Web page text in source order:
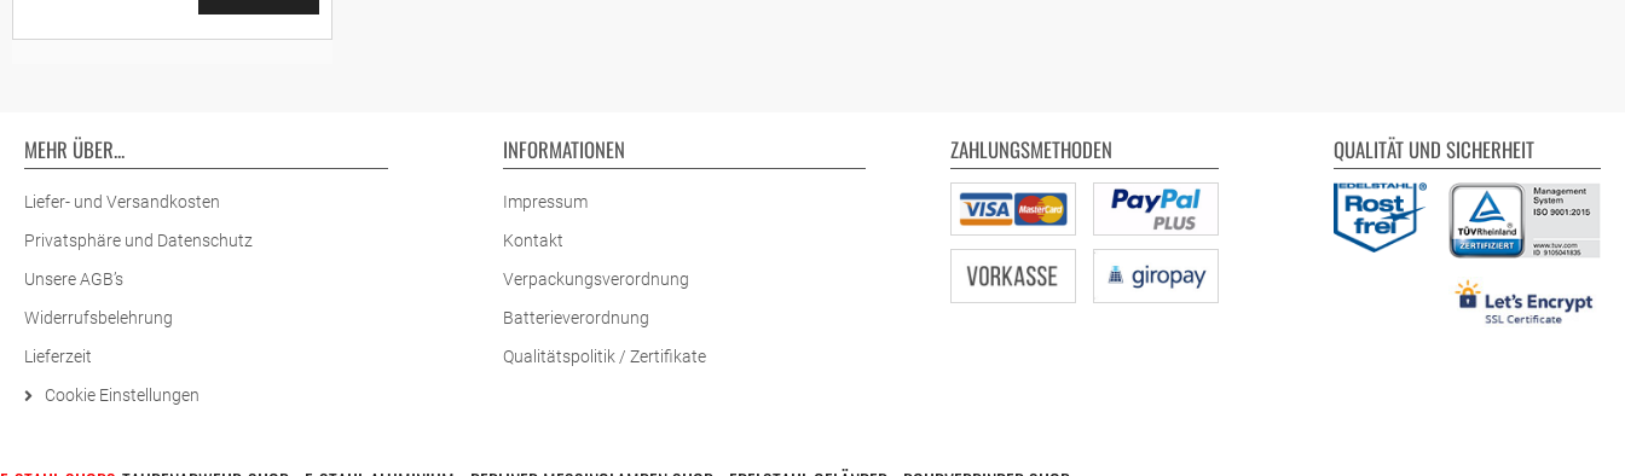
MEHR ÜBER...
Liefer- und Versandkosten
Privatsphäre und Datenschutz
Unsere AGB’s
Widerrufsbelehrung
Lieferzeit
Cookie Einstellungen
INFORMATIONEN
Impressum
Kontakt
Verpackungsverordnung
Batterieverordnung
Qualitätspolitik / Zertifikate
ZAHLUNGSMETHODEN QUALITÄT UND SICHERHEIT